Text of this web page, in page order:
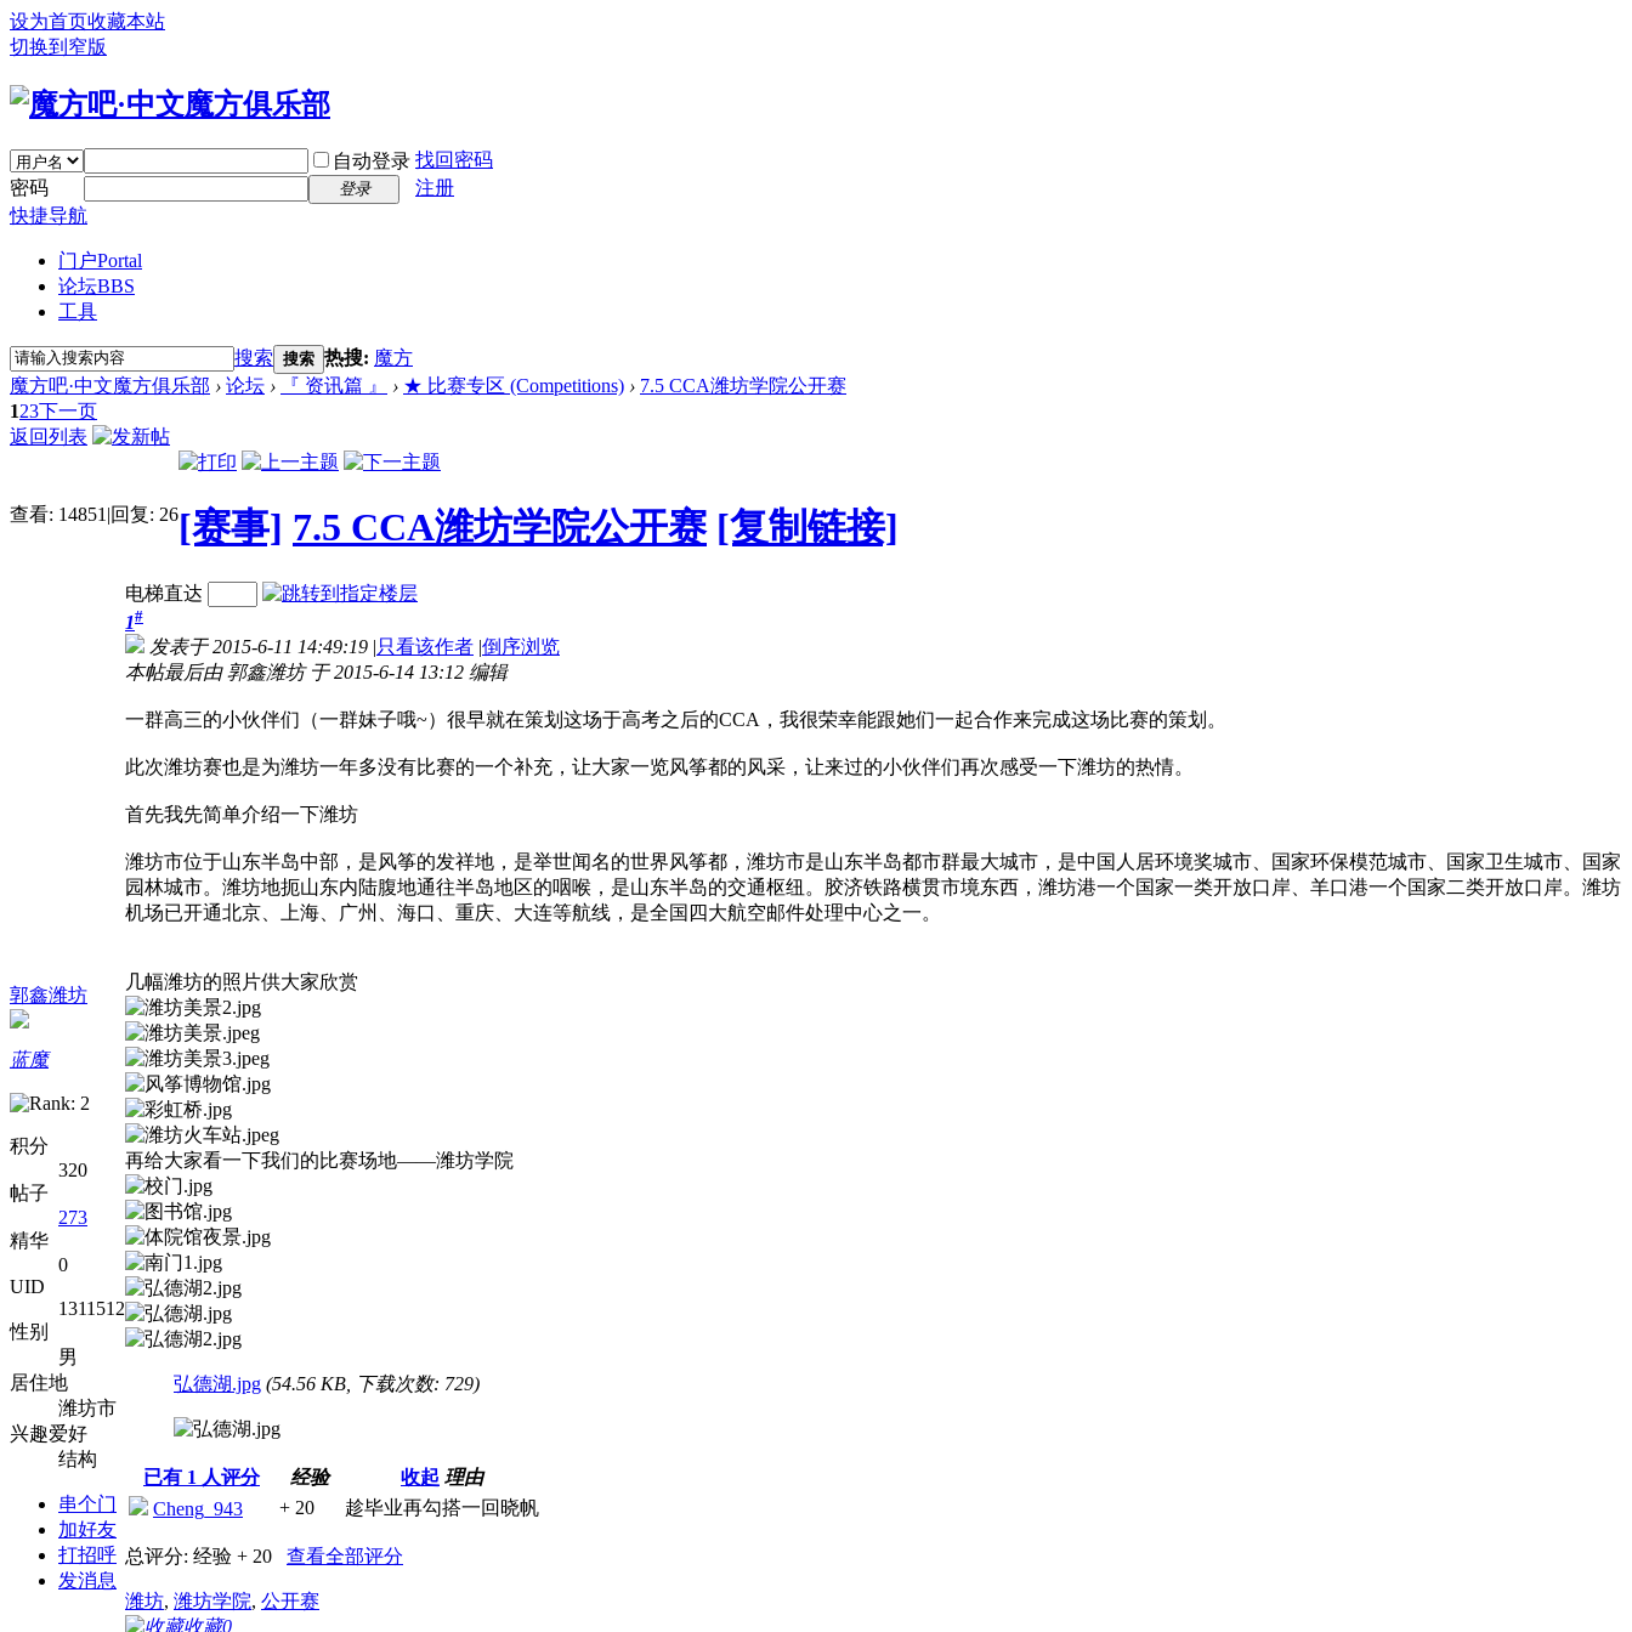
设为首页收藏本站
切换到窄版
自动登录 找回密码
密码
登录
注册
快捷导航
门户Portal
论坛BBS
工具
搜索 搜索 热搜: 魔方
魔方吧·中文魔方俱乐部 › 论坛 › 『 资讯篇 』 › ★ 比赛专区 (Competitions) › 7.5 CCA潍坊学院公开赛
123下一页
返回列表
查看: 14851 |回复: 26[赛事] 7.5 CCA潍坊学院公开赛 [复制链接]
郭鑫潍坊
蓝魔
积分
320
帖子
273
精华
0
UID
1311512
性别
男
居住地
潍坊市
兴趣爱好
结构
串个门
加好友
打招呼
发消息
电梯直达
1#
发表于 2015-6-11 14:49:19 |只看该作者 |倒序浏览
本帖最后由 郭鑫潍坊 于 2015-6-14 13:12 编辑
一群高三的小伙伴们（一群妹子哦~）很早就在策划这场于高考之后的CCA，我很荣幸能跟她们一起合作来完成这场比赛的策划。
此次潍坊赛也是为潍坊一年多没有比赛的一个补充，让大家一览风筝都的风采，让来过的小伙伴们再次感受一下潍坊的热情。
首先我先简单介绍一下潍坊
潍坊市位于山东半岛中部，是风筝的发祥地，是举世闻名的世界风筝都，潍坊市是山东半岛都市群最大城市，是中国人居环境奖城市、国家环保模范城市、国家卫生城市、国家
园林城市。潍坊地扼山东内陆腹地通往半岛地区的咽喉，是山东半岛的交通枢纽。胶济铁路横贯市境东西，潍坊港一个国家一类开放口岸、羊口港一个国家二类开放口岸。潍坊
机场已开通北京、上海、广州、海口、重庆、大连等航线，是全国四大航空邮件处理中心之一。
几幅潍坊的照片供大家欣赏
再给大家看一下我们的比赛场地——潍坊学院
弘德湖.jpg (54.56 KB, 下载次数: 729)
已有 1 人评分 经验 收起 理由
Cheng_943
+ 20 趁毕业再勾搭一回晓帆
总评分: 经验 + 20 查看全部评分
潍坊, 潍坊学院, 公开赛
收藏0